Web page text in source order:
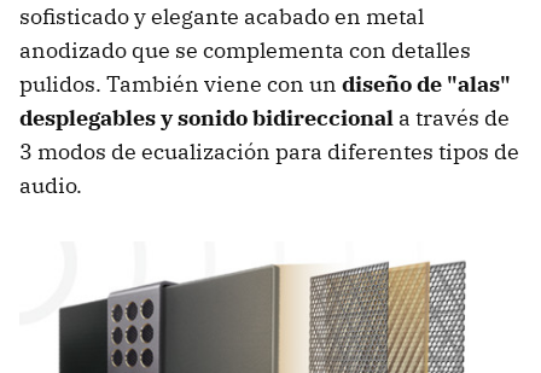
sofisticado y elegante acabado en metal
anodizado que se complementa con detalles
pulidos. También viene con un diseño de "alas"
desplegables y sonido bidireccional a través de
3 modos de ecualización para diferentes tipos de
audio.